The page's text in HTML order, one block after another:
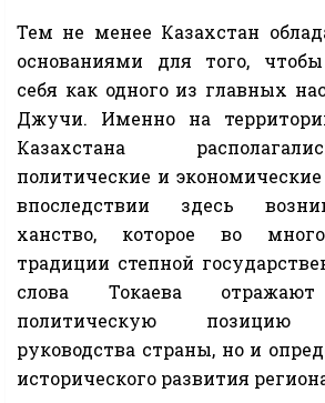
Тем не менее Казахстан
основаниями для того, чтобы
себя как одного из главных
Джучи. Именно на
Казахстана
политические и
впоследствии здесь
ханство, которое во
традиции степной
слова Токаева
политическую позицию
руководства страны, но и
исторического развития